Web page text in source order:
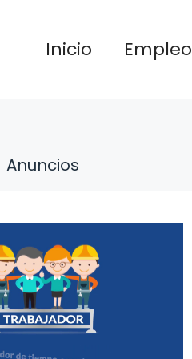
Inicio Empleo
Anuncios